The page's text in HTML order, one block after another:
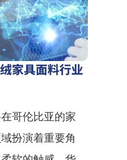
家具面料行业
哥伦比亚的家
扮演着重要角